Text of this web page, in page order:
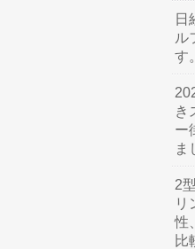
日
ル
す。
き
ー
ま
2
リ
性
比